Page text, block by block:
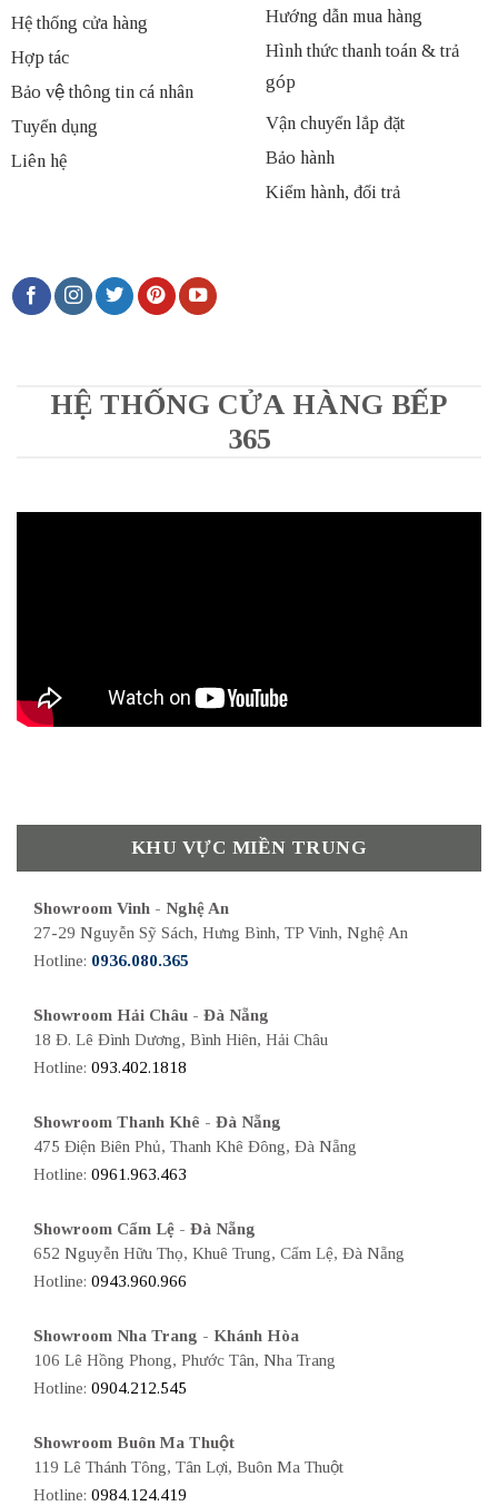
Hệ thống cửa hàng
Hợp tác
Bảo vệ thông tin cá nhân
Tuyển dụng
Liên hệ
Hướng dẫn mua hàng
Hình thức thanh toán & trả
góp
Vận chuyển lắp đặt
Bảo hành
Kiểm hành, đổi trả
HỆ THỐNG CỬA HÀNG BẾP
365
KHU VỰC MIỀN TRUNG
Showroom Vinh - Nghệ An
27-29 Nguyễn Sỹ Sách, Hưng Bình, TP Vinh, Nghệ An
Hotline: 0936.080.365
Showroom Hải Châu - Đà Nẵng
18 Đ. Lê Đình Dương, Bình Hiên, Hải Châu
Hotline: 093.402.1818
Showroom Thanh Khê - Đà Nẵng
475 Điện Biên Phủ, Thanh Khê Đông, Đà Nẵng
Hotline: 0961.963.463
Showroom Cẩm Lệ - Đà Nẵng
652 Nguyễn Hữu Thọ, Khuê Trung, Cẩm Lệ, Đà Nẵng
Hotline: 0943.960.966
Showroom Nha Trang - Khánh Hòa
106 Lê Hồng Phong, Phước Tân, Nha Trang
Hotline: 0904.212.545
Showroom Buôn Ma Thuột
119 Lê Thánh Tông, Tân Lợi, Buôn Ma Thuột
Hotline: 0984.124.419